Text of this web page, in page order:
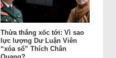
Thừa thắng xốc tới: Vì sao
lực lượng Dư Luận Viên
“xóa sổ” Thích Chân